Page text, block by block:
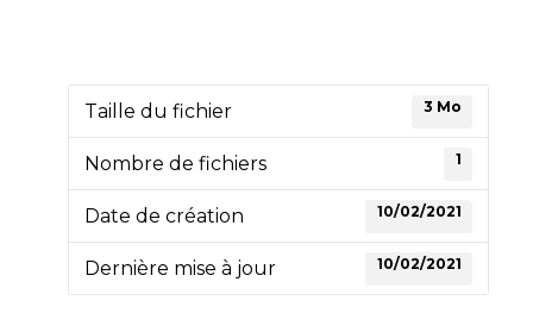
Taille du fichier 3 Mo
Nombre de fichiers 1
Date de création 10/02/2021
Dernière mise à jour 10/02/2021